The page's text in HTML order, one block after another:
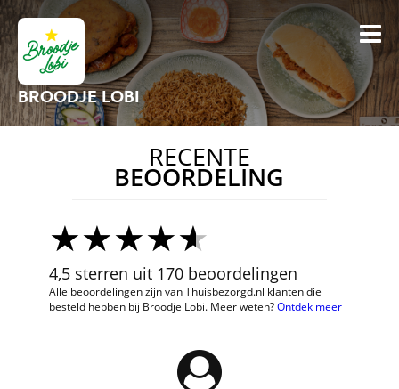
BROODJE LOBI
RECENTE
BEOORDELING
4,5 sterren uit 170 beoordelingen
Alle beoordelingen zijn van Thuisbezorgd.nl klanten die
besteld hebben bij Broodje Lobi. Meer weten?Ontdek meer